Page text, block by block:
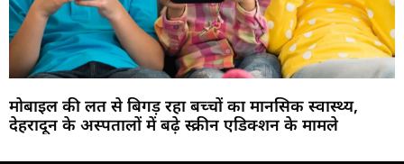
मोबाइल की लत से बिगड़ रहा बच्चों का मानसिक स्वास्थ्य,
देहरादून के अस्पतालों में बढ़े स्क्रीन एडिक्शन के मामले